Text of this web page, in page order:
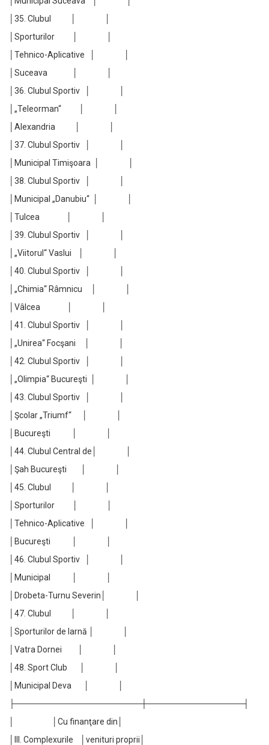
│35. Clubul │ │
│Sporturilor │ │
│Tehnico-Aplicative │ │
│Suceava │ │
│36. Clubul Sportiv │ │
│„Teleorman“ │ │
│Alexandria │ │
│37. Clubul Sportiv │ │
│Municipal Timişoara │ │
│38. Clubul Sportiv │ │
│Municipal „Danubiu“ │ │
│Tulcea │ │
│39. Clubul Sportiv │ │
│„Viitorul“ Vaslui │ │
│40. Clubul Sportiv │ │
│„Chimia“ Râmnicu │ │
│Vâlcea │ │
│41. Clubul Sportiv │ │
│„Unirea“ Focşani │ │
│42. Clubul Sportiv │ │
│„Olimpia“ Bucureşti │ │
│43. Clubul Sportiv │ │
│Şcolar „Triumf“ │ │
│Bucureşti │ │
│44. Clubul Central de│ │
│Şah Bucureşti │ │
│45. Clubul │ │
│Sporturilor │ │
│Tehnico-Aplicative │ │
│Bucureşti │ │
│46. Clubul Sportiv │ │
│Municipal │ │
│Drobeta-Turnu Severin│ │
│47. Clubul │ │
│Sporturilor de Iarnă │ │
│Vatra Dornei │ │
│48. Sport Club │ │
│Municipal Deva │ │
├─────────────────────┼────────────────┤
│ │Cu finanţare din│
│III. Complexurile │venituri proprii│